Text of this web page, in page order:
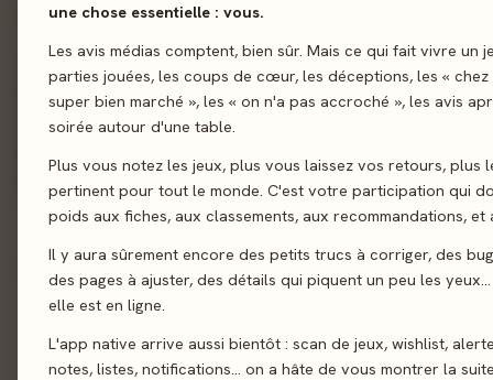
une chose essentielle : vous.
Les avis médias comptent, bien sûr. Mais ce qui fait vivre un
parties jouées, les coups de cœur, les déceptions, les « chez
super bien marché », les « on n'a pas accroché », les avis
soirée autour d'une table.
Plus vous notez les jeux, plus vous laissez vos retours, plus
pertinent pour tout le monde. C'est votre participation qui
poids aux fiches, aux classements, aux recommandations, et
Il y aura sûrement encore des petits trucs à corriger, des
des pages à ajuster, des détails qui piquent un peu les
elle est en ligne.
L'app native arrive aussi bientôt : scan de jeux, wishlist,
notes, listes, notifications… on a hâte de vous montrer la
01 - LE JEU
Yoann Levet, le spécialiste des jeux de déduction (Turing
Kronologic...) livre Temple Code, un jeu familial de
d'accéder à un trésor inestimable en trouvant la combinaison
des cartes à vos adversaires mais gare aux informations
Sortie
Auteur